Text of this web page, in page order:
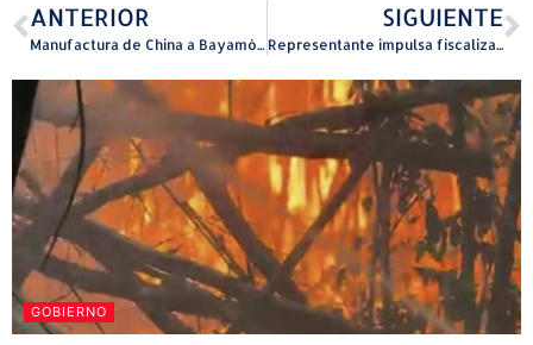
ANTERIOR
Manufactura de China a Bayamóm a través de SJT Manufacturing
SIGUIENTE
Representante impulsa fiscalización del servicio de agua potable en Gurabo
GOBIERNO